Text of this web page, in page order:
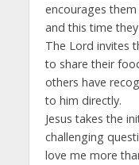
encourages
and this time
The Lord invites
to share their
others have
to him directly.
Jesus takes the
challenging
love me more